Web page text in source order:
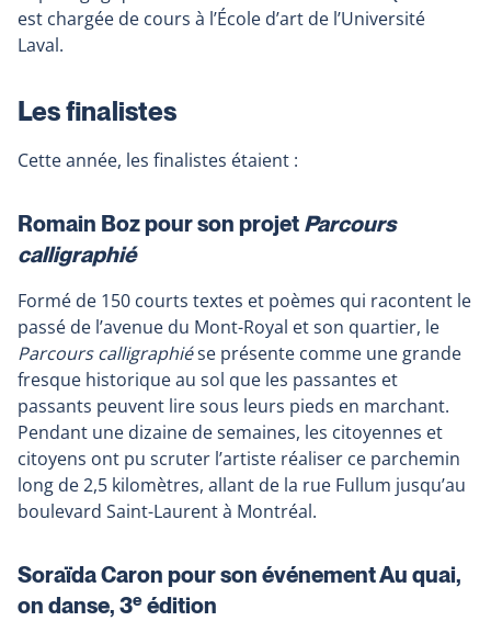
est chargée de cours à l’École d’art de l’Université
Laval.
Les finalistes
Cette année, les finalistes étaient :
Romain Boz pour son projet Parcours
calligraphié
Formé de 150 courts textes et poèmes qui racontent le
passé de l’avenue du Mont-Royal et son quartier, le
Parcours calligraphiése présente comme une grande
fresque historique au sol que les passantes et
passants peuvent lire sous leurs pieds en marchant.
Pendant une dizaine de semaines, les citoyennes et
citoyens ont pu scruter l’artiste réaliser ce parchemin
long de 2,5 kilomètres, allant de la rue Fullum jusqu’au
boulevard Saint-Laurent à Montréal.
Soraïda Caron pour son événement Au quai,
on danse, 3e édition